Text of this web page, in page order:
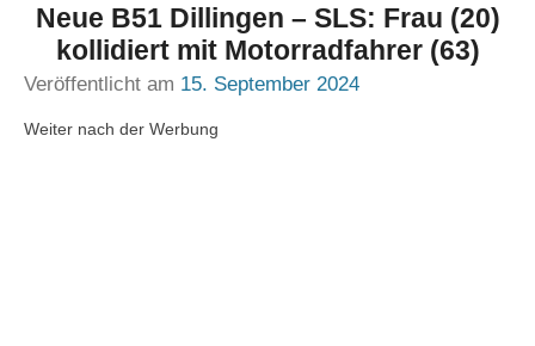
Neue B51 Dillingen – SLS: Frau (20)
kollidiert mit Motorradfahrer (63)
Veröffentlicht am 15. September 2024
Weiter nach der Werbung